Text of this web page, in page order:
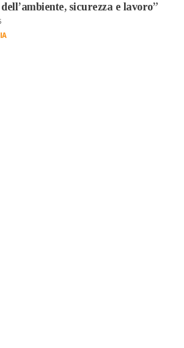
sicurezza e lavoro”